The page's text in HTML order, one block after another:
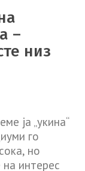
–
низ
ја „укина“
го
но
интерес